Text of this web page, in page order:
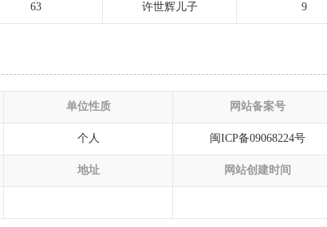
63 许世辉儿子 9
单位性质 网站备案号
个人 闽ICP备09068224号
地址 网站创建时间